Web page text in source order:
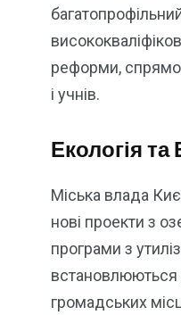
реформи,
і учнів.
Екологія та
Міська влада
нові проекти з
програми з
встановлюються
громадських